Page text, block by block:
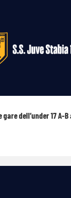
dell’under 17 A-